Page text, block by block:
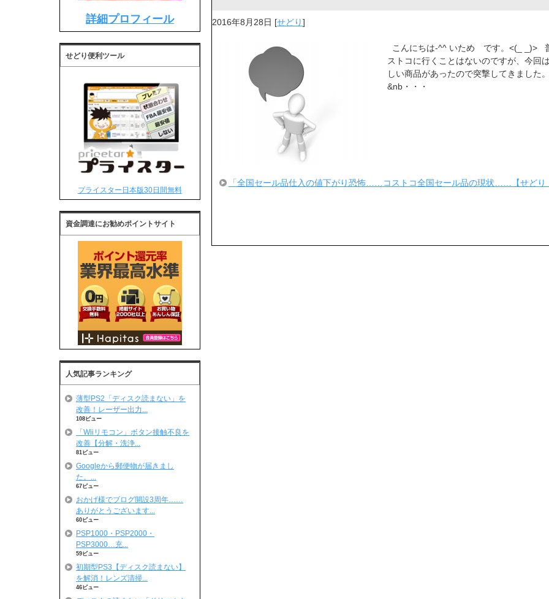
2016年8月28日 [せどり]
こんにちは-^^ いため です。<(_ _)>
ストコに行くことはないのですが、今回
しい商品があったので突撃してきました
&nb・・・
「全国セール品仕入の値下がり恐怖……コストコ全国セール品の現状……【せどり
詳細プロフィール
せどり便利ツール
プライスター日本版30日間無料
資金調達にお勧めポイントサイト
人気記事ランキング
薄型PS2「ディスク読まない」を
改善！レーザー出力...
108ビュー
「Wiiリモコン」ボタン接触不良を
改善【分解・洗浄...
81ビュー
Googleから郵便物が届きまし
た。...
67ビュー
おかげ様でブログ開設3周年……
ありがとうございます...
60ビュー
PSP1000・PSP2000・
PSP3000…充...
59ビュー
初期型PS3【ディスク読まない】
を解消！レンズ清掃...
46ビュー